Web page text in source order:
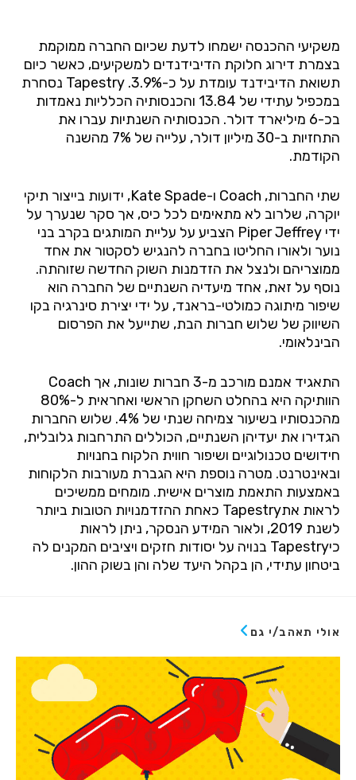
משקיעי ההכנסה ישמחו לדעת שכיום החברה ממוקמת
בצמרת דירוג חלוקת הדיבידנדים למשקיעים, כאשר כיום
תשואת הדיבידנד עומדת על כ-3.9%. Tapestry נסחרת
במכפיל עתידי של 13.84 והכנסותיה הכלליות נאמדות
בכ-6 מיליארד דולר. הכנסותיה השנתיות עברו את
התחזיות ב-30 מיליון דולר, עלייה של 7% מהשנה
הקודמת.
שתי החברות, Coach ו-Kate Spade, ידועות בייצור תיקי
יוקרה, שלרוב לא מתאימים לכל כיס, אך סקר שנערך על
ידי Piper Jeffrey הצביע על עליית המותגים בקרב בני
נוער ולאורו החליטו בחברה להנגיש לסקטור את אחד
ממוצריהם ולנצל את הזדמנות השוק החדשה שזוהתה.
נוסף על זאת, אחד מיעדיה השנתיים של החברה הוא
שיפור מיתוגה כמולטי-בראנד, על ידי יצירת סינרגיה בקו
השיווק של שלוש חברות הבת, שתייעל את הפרסום
הבינלאומי.
התאגיד אמנם מורכב מ-3 חברות שונות, אך Coach
הוותיקה היא בהחלט השחקן הראשי ואחראית ל-80%
מהכנסותיו בשיעור צמיחה שנתי של 4%. שלוש החברות
הגדירו את יעדיהן השנתיים, הכוללים התרחבות גלובלית,
חידושים טכנולוגיים ושיפור חווית הלקוח בחנויות
ובאינטרנט. מטרה נוספת היא הגברת מעורבות הלקוחות
באמצעות התאמת מוצרים אישית. מומחים ממשיכים
לראות אתTapestry כאחת ההזדמנויות הטובות ביותר
לשנת 2019, ולאור המידע הנסקר, ניתן לראות
כיTapestry בנויה על יסודות חזקים ויציבים המקנים לה
ביטחון עתידי, הן בקהל היעד שלה והן בשוק ההון.
אולי תאהב/י גם